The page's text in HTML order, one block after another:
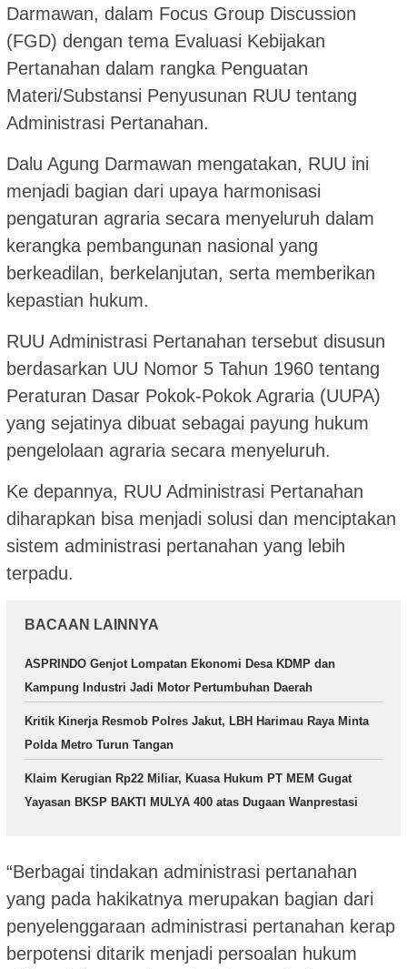
Darmawan, dalam Focus Group Discussion
(FGD) dengan tema Evaluasi Kebijakan
Pertanahan dalam rangka Penguatan
Materi/Substansi Penyusunan RUU tentang
Administrasi Pertanahan.
Dalu Agung Darmawan mengatakan, RUU ini
menjadi bagian dari upaya harmonisasi
pengaturan agraria secara menyeluruh dalam
kerangka pembangunan nasional yang
berkeadilan, berkelanjutan, serta memberikan
kepastian hukum.
RUU Administrasi Pertanahan tersebut disusun
berdasarkan UU Nomor 5 Tahun 1960 tentang
Peraturan Dasar Pokok-Pokok Agraria (UUPA)
yang sejatinya dibuat sebagai payung hukum
pengelolaan agraria secara menyeluruh.
Ke depannya, RUU Administrasi Pertanahan
diharapkan bisa menjadi solusi dan menciptakan
sistem administrasi pertanahan yang lebih
terpadu.
BACAAN LAINNYA
ASPRINDO Genjot Lompatan Ekonomi Desa KDMP dan
Kampung Industri Jadi Motor Pertumbuhan Daerah
Kritik Kinerja Resmob Polres Jakut, LBH Harimau Raya Minta
Polda Metro Turun Tangan
Klaim Kerugian Rp22 Miliar, Kuasa Hukum PT MEM Gugat
Yayasan BKSP BAKTI MULYA 400 atas Dugaan Wanprestasi
“Berbagai tindakan administrasi pertanahan
yang pada hakikatnya merupakan bagian dari
penyelenggaraan administrasi pertanahan kerap
berpotensi ditarik menjadi persoalan hukum